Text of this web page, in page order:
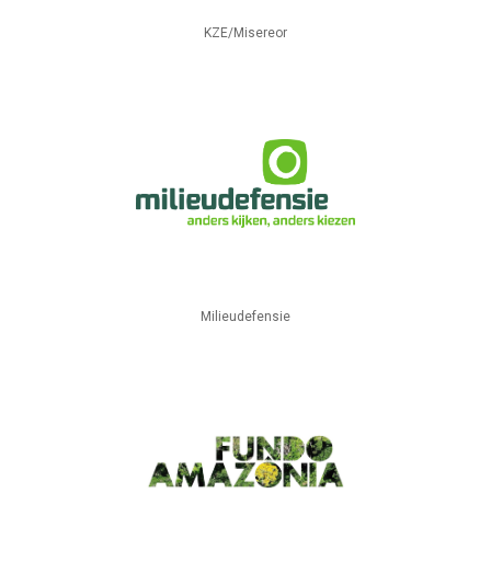
KZE/Misereor
Milieudefensie